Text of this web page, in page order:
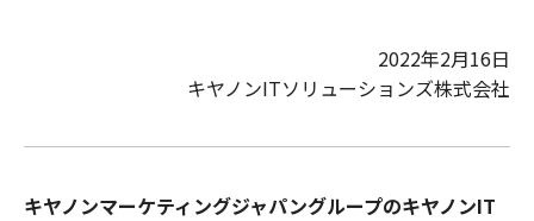
2022年2月16日
キヤノンITソリューションズ株式会社
キヤノンマーケティングジャパングループのキヤノンIT